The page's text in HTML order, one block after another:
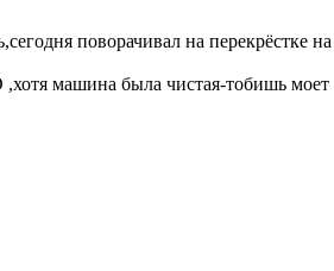
поворачивал на перекрёстке
,хотя машина была чистая-тобишь